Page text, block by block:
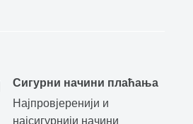
Сигурни начини плаћања
Најпровјеренији и
најсигурнији начини